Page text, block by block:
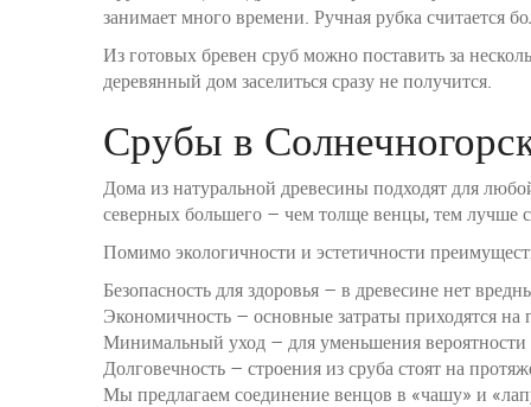
занимает много времени. Ручная рубка считается
Из готовых бревен сруб можно поставить за
деревянный дом заселиться сразу не получится.
Срубы в
Дома из натуральной древесины подходят для
северных большего – чем толще венцы, тем лучше
Помимо экологичности и эстетичности
Безопасность для здоровья – в древесине нет
Экономичность – основные затраты приходятся
Минимальный уход – для уменьшения вероятности
Долговечность – строения из сруба стоят на
Мы предлагаем соединение венцов в «чашу» и